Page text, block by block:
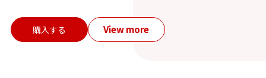
購入する View more